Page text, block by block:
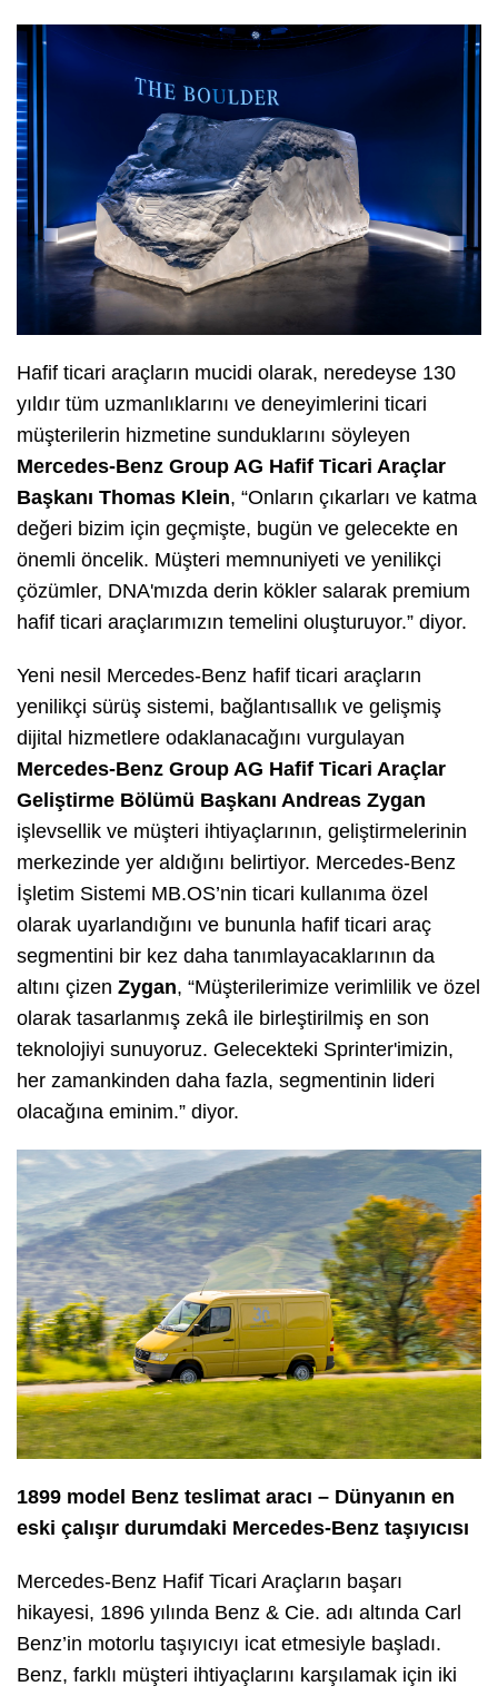
Hafif ticari araçların mucidi olarak, neredeyse 130
yıldır tüm uzmanlıklarını ve deneyimlerini ticari
müşterilerin hizmetine sunduklarını söyleyen
Mercedes-Benz Group AG Hafif Ticari Araçlar
Başkanı Thomas Klein, “Onların çıkarları ve katma
değeri bizim için geçmişte, bugün ve gelecekte en
önemli öncelik. Müşteri memnuniyeti ve yenilikçi
çözümler, DNA'mızda derin kökler salarak premium
hafif ticari araçlarımızın temelini oluşturuyor.” diyor.
Yeni nesil Mercedes-Benz hafif ticari araçların
yenilikçi sürüş sistemi, bağlantısallık ve gelişmiş
dijital hizmetlere odaklanacağını vurgulayan
Mercedes-Benz Group AG Hafif Ticari Araçlar
Geliştirme Bölümü Başkanı Andreas Zygan
işlevsellik ve müşteri ihtiyaçlarının, geliştirmelerinin
merkezinde yer aldığını belirtiyor. Mercedes-Benz
İşletim Sistemi MB.OS’nin ticari kullanıma özel
olarak uyarlandığını ve bununla hafif ticari araç
segmentini bir kez daha tanımlayacaklarının da
altını çizen Zygan, “Müşterilerimize verimlilik ve özel
olarak tasarlanmış zekâ ile birleştirilmiş en son
teknolojiyi sunuyoruz. Gelecekteki Sprinter'imizin,
her zamankinden daha fazla, segmentinin lideri
olacağına eminim.” diyor.
1899 model Benz teslimat aracı – Dünyanın en
eski çalışır durumdaki Mercedes-Benz taşıyıcısı
Mercedes-Benz Hafif Ticari Araçların başarı
hikayesi, 1896 yılında Benz & Cie. adı altında Carl
Benz’in motorlu taşıyıcıyı icat etmesiyle başladı.
Benz, farklı müşteri ihtiyaçlarını karşılamak için iki